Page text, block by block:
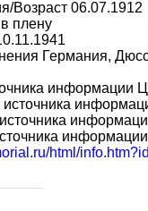
Возраст 06.07.1912
плену
Германия,
информации
html/